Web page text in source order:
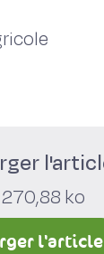
270,88 ko
l'article